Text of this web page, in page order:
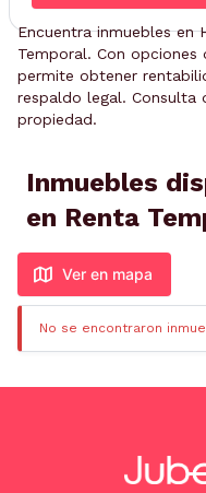
Encuentra inmuebles en
Temporal. Con opciones
permite obtener
respaldo legal. Consulta
propiedad.
Inmuebles
en Renta
Ver en mapa
No se encontraron